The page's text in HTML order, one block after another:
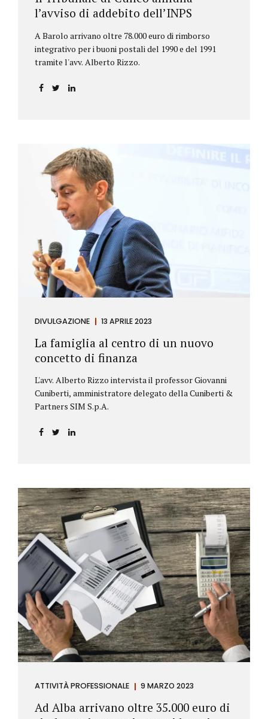
l’avviso di addebito dell’INPS
A Barolo arrivano oltre 78.000 euro di rimborso
integrativo per i buoni postali del 1990 e del 1991
tramite l'avv. Alberto Rizzo.
DIVULGAZIONE 13 APRILE 2023
La famiglia al centro di un nuovo
concetto di finanza
L'avv. Alberto Rizzo intervista il professor Giovanni
Cuniberti, amministratore delegato della Cuniberti &
Partners SIM S.p.A.
ATTIVITÀ PROFESSIONALE 9 MARZO 2023
Ad Alba arrivano oltre 35.000 euro di